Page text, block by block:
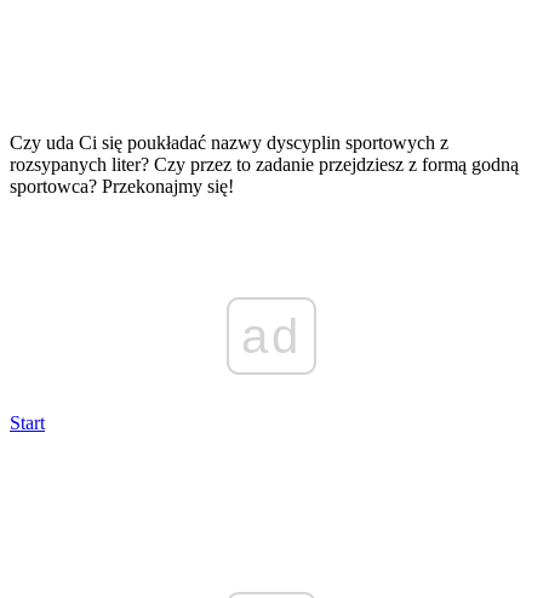
Czy uda Ci się poukładać nazwy dyscyplin sportowych z
rozsypanych liter? Czy przez to zadanie przejdziesz z formą godną
sportowca? Przekonajmy się!
ad
Start